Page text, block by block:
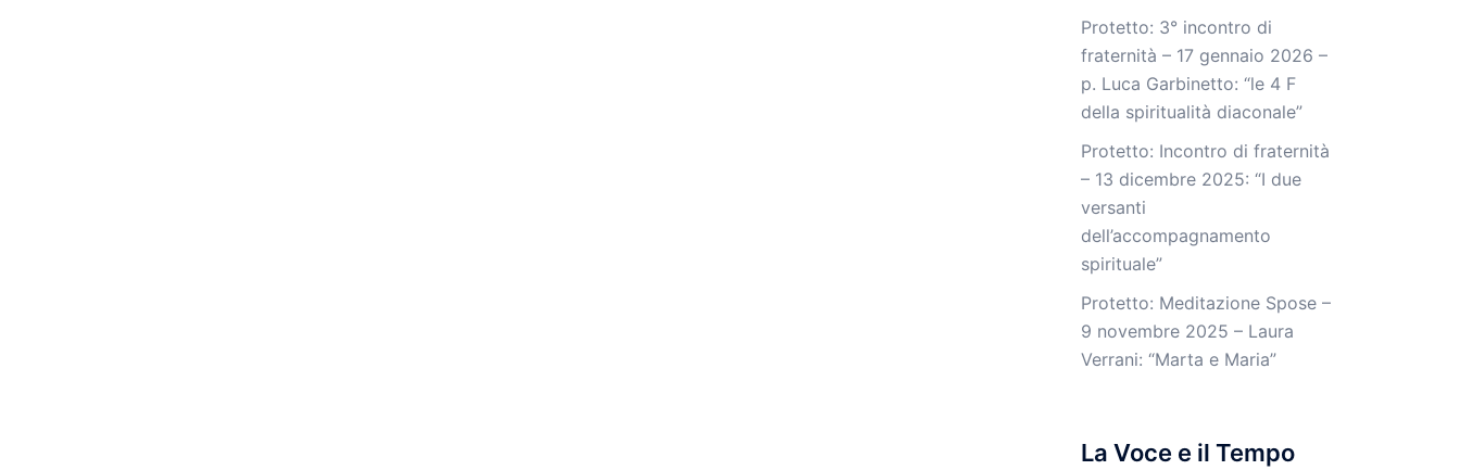
Protetto: 3° incontro di
fraternità – 17 gennaio 2026 –
p. Luca Garbinetto: “le 4 F
della spiritualità diaconale”
Protetto: Incontro di fraternità
– 13 dicembre 2025: “I due
versanti
dell’accompagnamento
spirituale”
Protetto: Meditazione Spose –
9 novembre 2025 – Laura
Verrani: “Marta e Maria”
La Voce e il Tempo